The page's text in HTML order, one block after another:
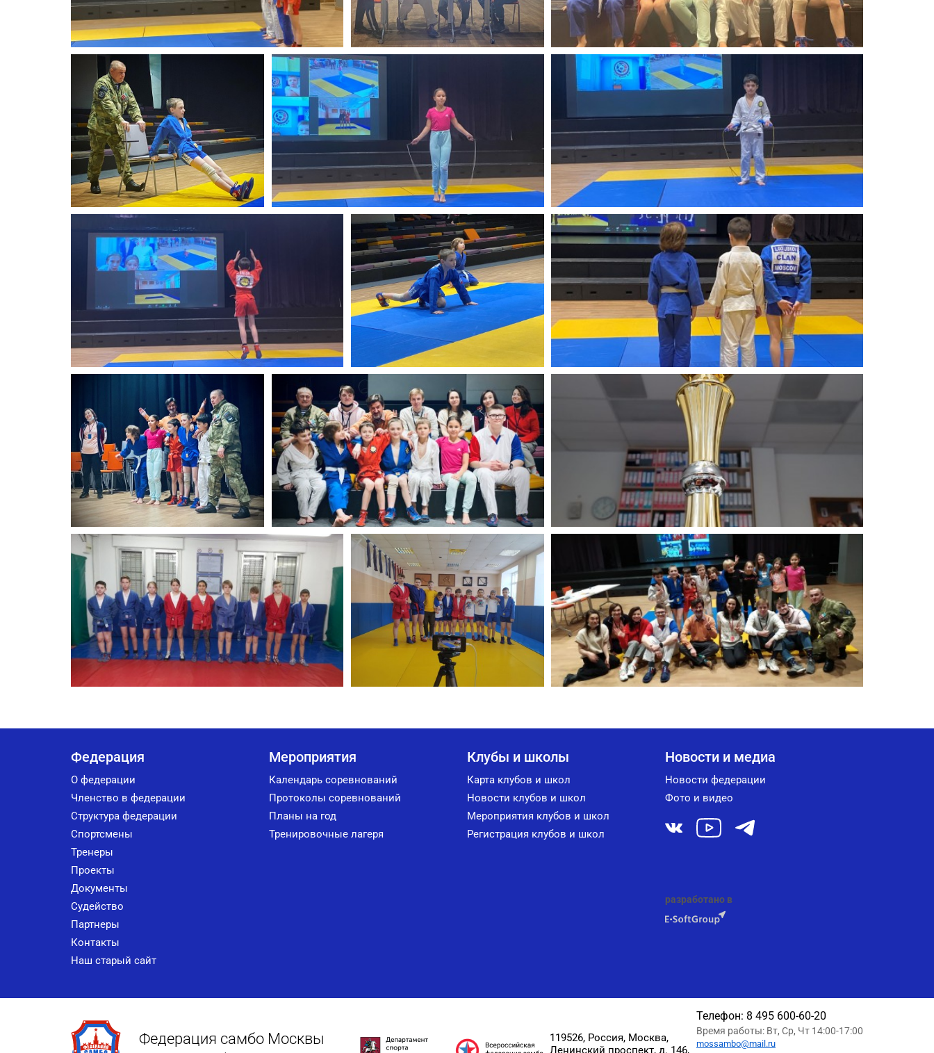
Федерация
О федерации
Членство в федерации
Структура федерации
Спортсмены
Тренеры
Проекты
Документы
Судейство
Партнеры
Контакты
Наш старый сайт
Мероприятия
Календарь соревнований
Протоколы соревнований
Планы на год
Тренировочные лагеря
Клубы и школы
Карта клубов и школ
Новости клубов и школ
Мероприятия клубов и школ
Регистрация клубов и школ
Новости и медиа
Новости федерации
Фото и видео
разработано в
Федерация самбо Москвы
119526, Россия, Москва,
Ленинский проспект, д. 146,
Телефон: 8 495 600-60-20
Время работы: Вт, Ср, Чт 14:00-17:00
mossambo@mail.ru